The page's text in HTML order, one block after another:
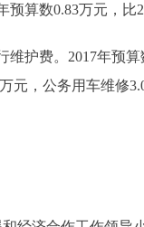
算数0.83万元，比
费。2017年预算
元，公务用车维修